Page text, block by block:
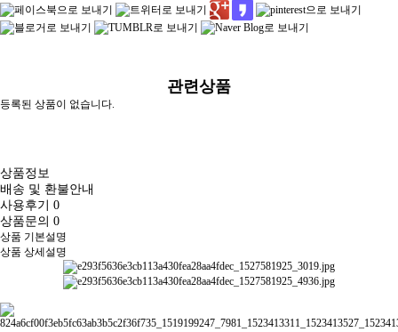
관련상품
등록된 상품이 없습니다.
상품정보
배송 및 환불안내
사용후기 0
상품문의 0
상품 기본설명
상품 상세설명